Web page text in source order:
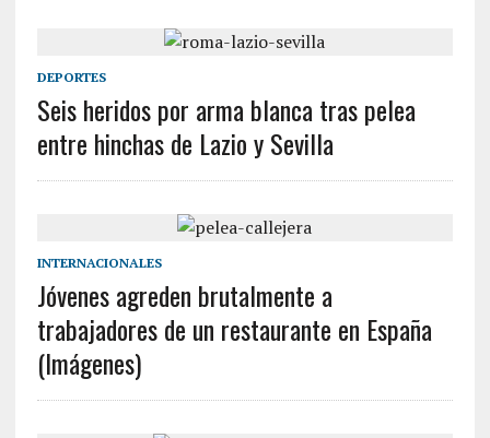
DEPORTES
Seis heridos por arma blanca tras pelea
entre hinchas de Lazio y Sevilla
INTERNACIONALES
Jóvenes agreden brutalmente a
trabajadores de un restaurante en España
(Imágenes)